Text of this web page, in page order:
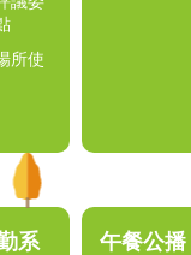
所使
系
午餐公